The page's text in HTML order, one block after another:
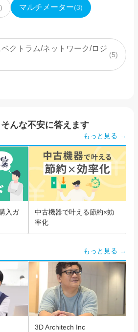
) マルチメーター(3)
クトラム/ネットワーク/ロジ
(5)
んな不安に答えます
もっと見る →
入ガ
中古機器で叶える節約×効
率化
もっと見る →
3D Architech Inc